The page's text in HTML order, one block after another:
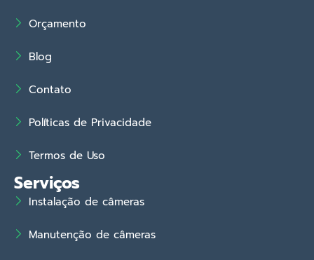
Orçamento
Blog
Contato
Políticas de Privacidade
Termos de Uso
Serviços
Instalação de câmeras
Manutenção de câmeras